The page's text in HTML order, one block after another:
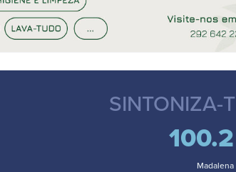
SINTONIZA-
100.2
Madalena